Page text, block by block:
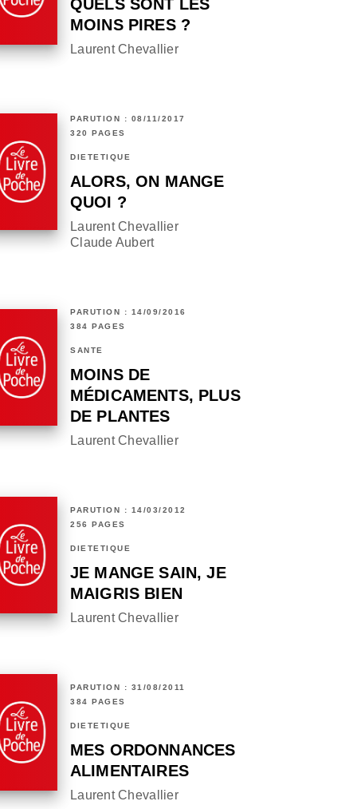
QUELS SONT LES
MOINS PIRES ?
Laurent Chevallier
PARUTION : 08/11/2017
320 PAGES
DIÉTÉTIQUE
ALORS, ON MANGE
QUOI ?
Laurent Chevallier
Claude Aubert
PARUTION : 14/09/2016
384 PAGES
SANTÉ
MOINS DE
MÉDICAMENTS, PLUS
DE PLANTES
Laurent Chevallier
PARUTION : 14/03/2012
256 PAGES
DIÉTÉTIQUE
JE MANGE SAIN, JE
MAIGRIS BIEN
Laurent Chevallier
PARUTION : 31/08/2011
384 PAGES
DIÉTÉTIQUE
MES ORDONNANCES
ALIMENTAIRES
Laurent Chevallier